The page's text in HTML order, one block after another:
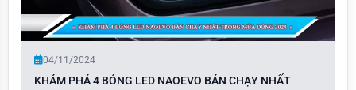
04/11/2024
KHÁM PHÁ 4 BÓNG LED NAOEVO BÁN CHẠY NHẤT